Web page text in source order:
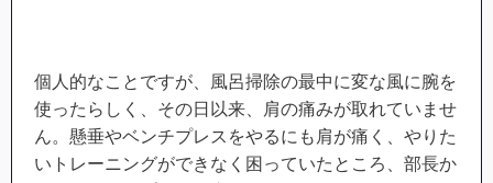
個人的なことですが、風呂掃除の最中に変な風に腕を
使ったらしく、その日以来、肩の痛みが取れていませ
ん。懸垂やベンチプレスをやるにも肩が痛く、やりた
いトレーニングができなく困っていたところ、部長か